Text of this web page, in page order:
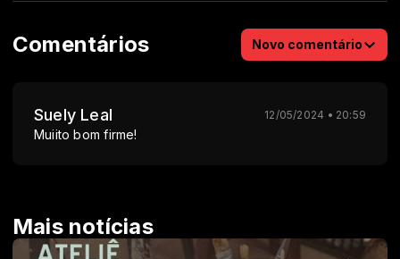
Comentários Novo comentário
Muiito bom firme!
Suely Leal 12/05/2024 • 20:59
Mais notícias